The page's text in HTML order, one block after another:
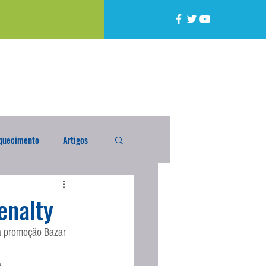
Artigos
Compra Exterior
Enquete
Bazar